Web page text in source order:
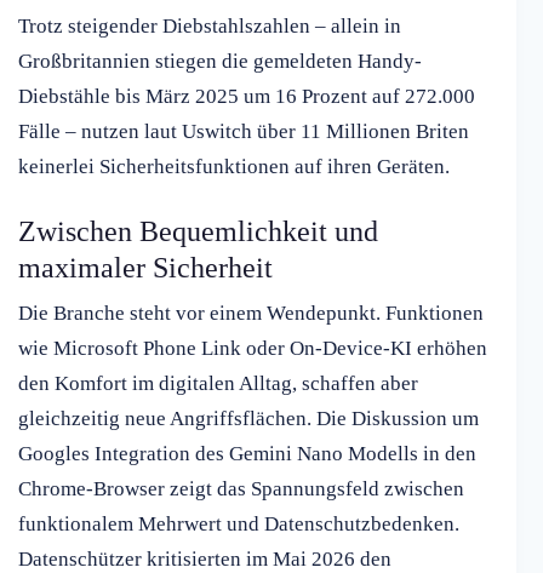
Trotz steigender Diebstahlszahlen – allein in
Großbritannien stiegen die gemeldeten Handy-
Diebstähle bis März 2025 um 16 Prozent auf 272.000
Fälle – nutzen laut Uswitch über 11 Millionen Briten
keinerlei Sicherheitsfunktionen auf ihren Geräten.
Zwischen Bequemlichkeit und
maximaler Sicherheit
Die Branche steht vor einem Wendepunkt. Funktionen
wie Microsoft Phone Link oder On-Device-KI erhöhen
den Komfort im digitalen Alltag, schaffen aber
gleichzeitig neue Angriffsflächen. Die Diskussion um
Googles Integration des Gemini Nano Modells in den
Chrome-Browser zeigt das Spannungsfeld zwischen
funktionalem Mehrwert und Datenschutzbedenken.
Datenschützer kritisierten im Mai 2026 den